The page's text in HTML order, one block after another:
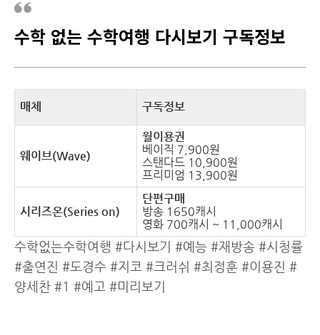
수학 없는 수학여행 다시보기 구독정보
매체 구독정보
웨이브(Wave)
월이용권
베이직 7,900원
스탠다드 10,900원
프리미엄 13,900원
시리즈온(Series on)
단편구매
방송 1650캐시
영화 700캐시 ~ 11,000캐시
수학없는수학여행 #다시보기 #예능 #재방송 #시청률
#출연진 #도경수 #지코 #크러쉬 #최정훈 #이용진 #
양세찬 #1 #예고 #미리보기